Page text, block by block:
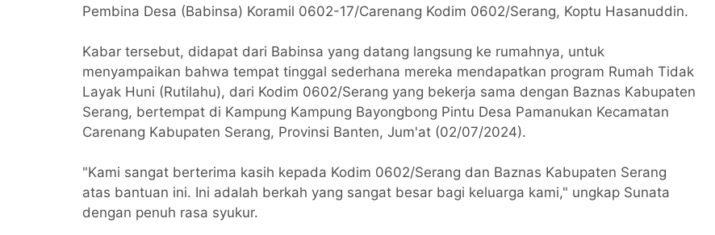
Pembina Desa (Babinsa) Koramil 0602-17/Carenang Kodim 0602/Serang, Koptu Hasanuddin.
Kabar tersebut, didapat dari Babinsa yang datang langsung ke rumahnya, untuk
menyampaikan bahwa tempat tinggal sederhana mereka mendapatkan program Rumah Tidak
Layak Huni (Rutilahu), dari Kodim 0602/Serang yang bekerja sama dengan Baznas Kabupaten
Serang, bertempat di Kampung Kampung Bayongbong Pintu Desa Pamanukan Kecamatan
Carenang Kabupaten Serang, Provinsi Banten, Jum'at (02/07/2024).
"Kami sangat berterima kasih kepada Kodim 0602/Serang dan Baznas Kabupaten Serang
atas bantuan ini. Ini adalah berkah yang sangat besar bagi keluarga kami," ungkap Sunata
dengan penuh rasa syukur.